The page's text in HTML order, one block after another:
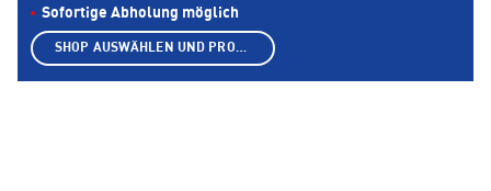
Sofortige Abholung möglich
SHOP AUSWÄHLEN UND PRODUKTE ANZEIGEN